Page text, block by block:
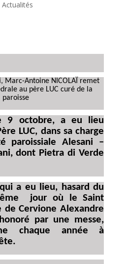
Actualités
Marc-Antoine NICOLAÏ remet
au père LUC curé de la
paroisse
9 octobre, a eu lieu
LUC, dans sa charge
paroissiale Alesani –
dont Pietra di Verde
a eu lieu, hasard du
jour où le Saint
de Cervione Alexandre
par une messe,
chaque année à